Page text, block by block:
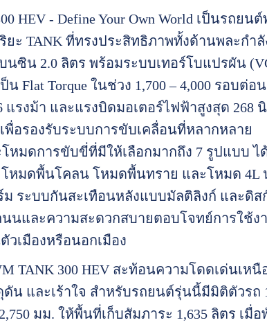
HEV - Define Your Own World เป็นรถย
ะ TANK ที่ทรงประสิทธิภาพทั้งด้านพละกำ
นซิน 2.0 ลิตร พร้อมระบบเทอร์โบแปรผัน
น Flat Torque ในช่วง 1,700 – 4,000 รอบ
แรงม้า และแรงบิดมอเตอร์ไฟฟ้าสูงสุด 268
พื่อรองรับระบบการขับเคลื่อนที่หลากหลาย
หมดการขับขี่ที่มีให้เลือกมากถึง 7 รูปแบบ
หมดพื้นโคลน โหมดพื้นทราย และโหมด 4L
ม ระบบกันสะเทือนหลังแบบมัลติลิงก์ และดิ
นและความสะดวกสบายตอบโจทย์การใช้
วเมืองหรือนอกเมือง
TANK 300 HEV สะท้อนความโดดเด่นเ
และเร้าใจ สำหรับรถยนต์รุ่นนี้มีมิติตัวรถ
มม. ให้พื้นที่เก็บสัมภาระ 1,635 ลิตร เมื่